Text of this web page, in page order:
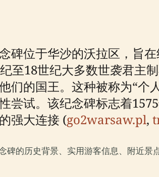
碑位于华沙的沃拉区，旨
至18世纪大多数世袭君
们的国王。这种被称为“
尝试。该纪念碑标志着
强大连接 (go2warsaw.pl,
碑的历史背景、实用游客信息、附近景